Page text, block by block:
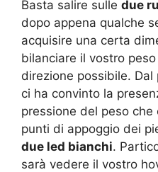
Basta salire sulle due
dopo appena qualche
acquisire una certa
bilanciare il vostro
direzione possibile.
ci ha convinto la
pressione del peso
punti di appoggio dei
due led bianchi.
sarà vedere il vostro